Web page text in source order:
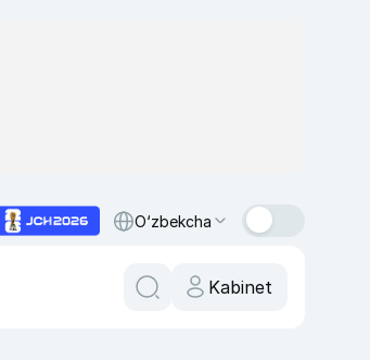
O‘zbekcha
Kabinet